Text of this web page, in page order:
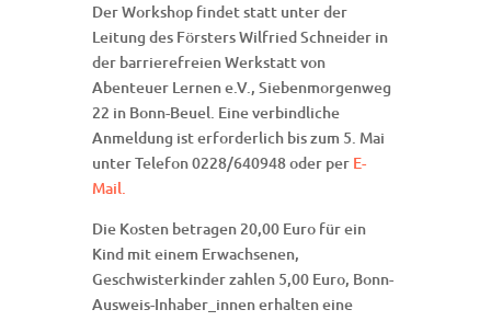
Der Workshop findet statt unter der
Leitung des Försters Wilfried Schneider in
der barrierefreien Werkstatt von
Abenteuer Lernen e.V., Siebenmorgenweg
22 in Bonn-Beuel. Eine verbindliche
Anmeldung ist erforderlich bis zum 5. Mai
unter Telefon 0228/640948 oder per E-
Mail.
Die Kosten betragen 20,00 Euro für ein
Kind mit einem Erwachsenen,
Geschwisterkinder zahlen 5,00 Euro, Bonn-
Ausweis-Inhaber_innen erhalten eine